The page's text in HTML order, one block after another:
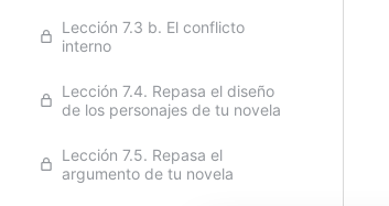
Lección 7.3 b. El conflicto
interno
Lección 7.4. Repasa el diseño
de los personajes de tu novela
Lección 7.5. Repasa el
argumento de tu novela